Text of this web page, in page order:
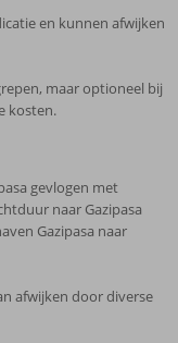
en kunnen afwijken
maar optioneel bij
kosten.
gevlogen met
naar Gazipasa
Gazipasa naar
afwijken door diverse